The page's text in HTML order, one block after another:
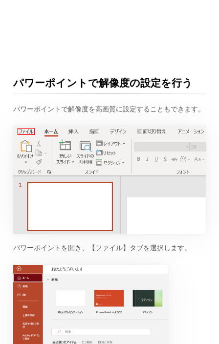
パワーポイントで解像度の設定を行う
パワーポイントで解像度を高画質に設定することもできます。
パワーポイントを開き、【ファイル】タブを選択します。